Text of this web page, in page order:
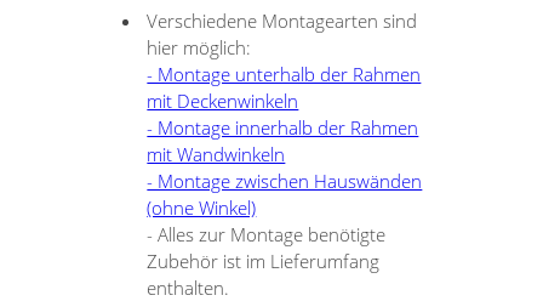
Verschiedene Montagearten sind
hier möglich:
- Montage unterhalb der Rahmen
mit Deckenwinkeln
- Montage innerhalb der Rahmen
mit Wandwinkeln
- Montage zwischen Hauswänden
(ohne Winkel)
- Alles zur Montage benötigte
Zubehör ist im Lieferumfang
enthalten.